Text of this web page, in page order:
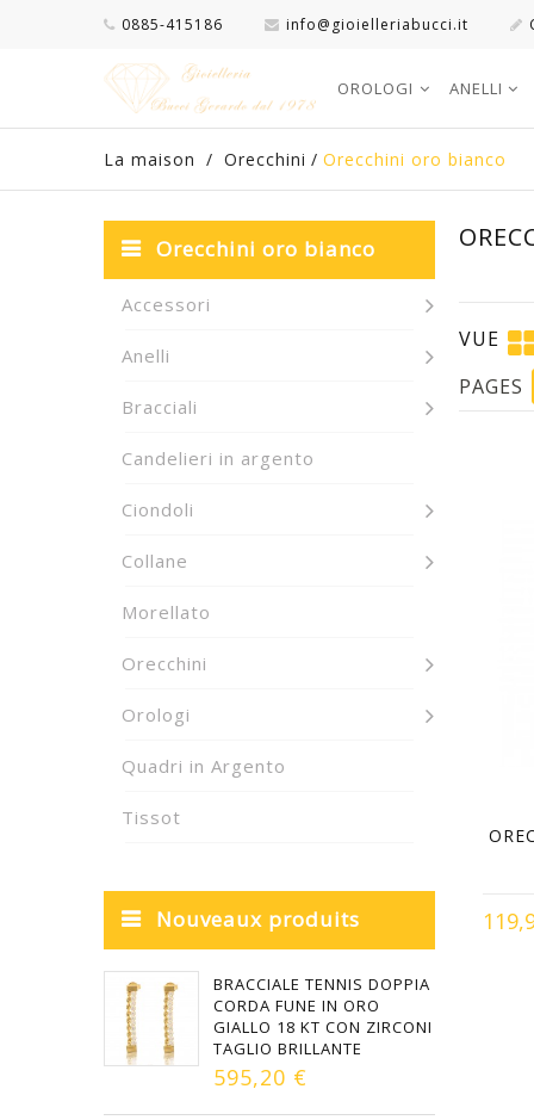
0885-415186 info@gioielleriabucci.it
OROLOGI ANELLI
La maison / Orecchini / Orecchini oro bianco
Orecchini oro bianco
Accessori
Anelli
Bracciali
Candelieri in argento
Ciondoli
Collane
Morellato
Orecchini
Orologi
Quadri in Argento
Tissot
Nouveaux produits
BRACCIALE TENNIS DOPPIA
CORDA FUNE IN ORO
GIALLO 18 KT CON ZIRCONI
TAGLIO BRILLANTE
595,20 €
VUE
PAGES